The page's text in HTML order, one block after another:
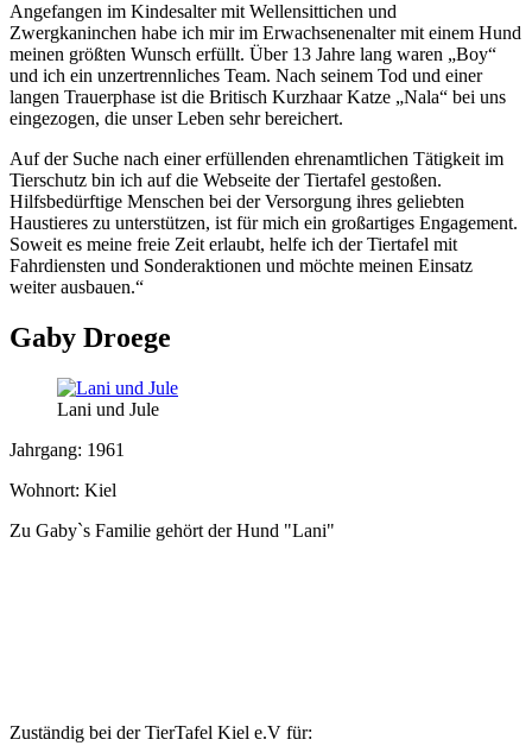
Angefangen im Kindesalter mit Wellensittichen und
Zwergkaninchen habe ich mir im Erwachsenenalter mit einem Hund
meinen größten Wunsch erfüllt. Über 13 Jahre lang waren „Boy“
und ich ein unzertrennliches Team. Nach seinem Tod und einer
langen Trauerphase ist die Britisch Kurzhaar Katze „Nala“ bei uns
eingezogen, die unser Leben sehr bereichert.
Auf der Suche nach einer erfüllenden ehrenamtlichen Tätigkeit im
Tierschutz bin ich auf die Webseite der Tiertafel gestoßen.
Hilfsbedürftige Menschen bei der Versorgung ihres geliebten
Haustieres zu unterstützen, ist für mich ein großartiges Engagement.
Soweit es meine freie Zeit erlaubt, helfe ich der Tiertafel mit
Fahrdiensten und Sonderaktionen und möchte meinen Einsatz
weiter ausbauen.“
Gaby Droege
Lani und Jule
Jahrgang: 1961
Wohnort: Kiel
Zu Gaby`s Familie gehört der Hund "Lani"
Zuständig bei der TierTafel Kiel e.V für: